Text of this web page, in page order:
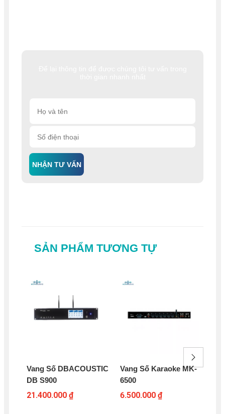
NHẬN TƯ VẤN
SẢN PHẨM TƯƠNG TỰ
Vang Số DBACOUSTIC
DB S900
21.400.000 ₫
Vang Số Karaoke MK-
6500
6.500.000 ₫